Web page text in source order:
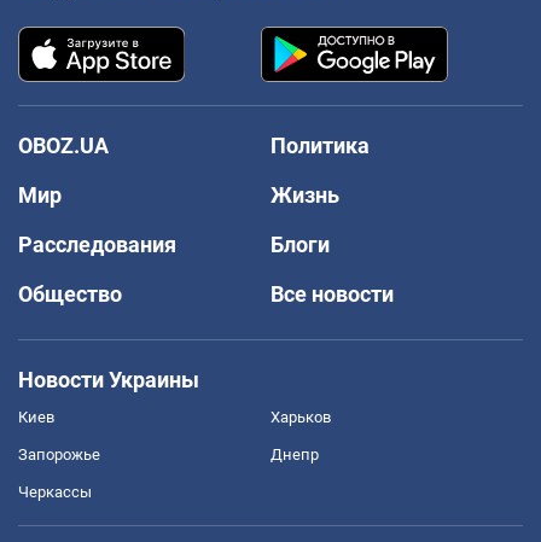
OBOZ.UA
Политика
Мир
Жизнь
Расследования
Блоги
Общество
Все новости
Новости Украины
Киев Харьков
Запорожье Днепр
Черкассы